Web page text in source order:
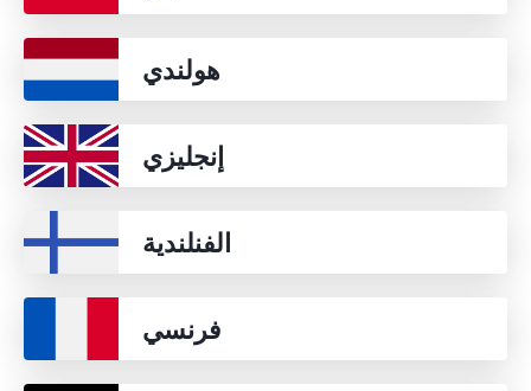
هولندي
إنجليزي
الفنلندية
فرنسي